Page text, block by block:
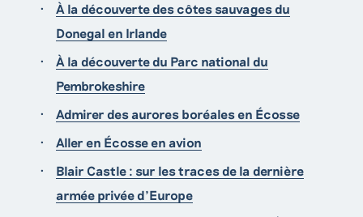
À la découverte des côtes sauvages du
Donegal en Irlande
À la découverte du Parc national du
Pembrokeshire
Admirer des aurores boréales en Écosse
Aller en Écosse en avion
Blair Castle : sur les traces de la dernière
armée privée d’Europe